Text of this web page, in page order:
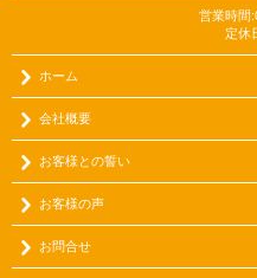
営業時間
定休
ホーム
会社概要
お客様との誓い
お客様の声
お問合せ